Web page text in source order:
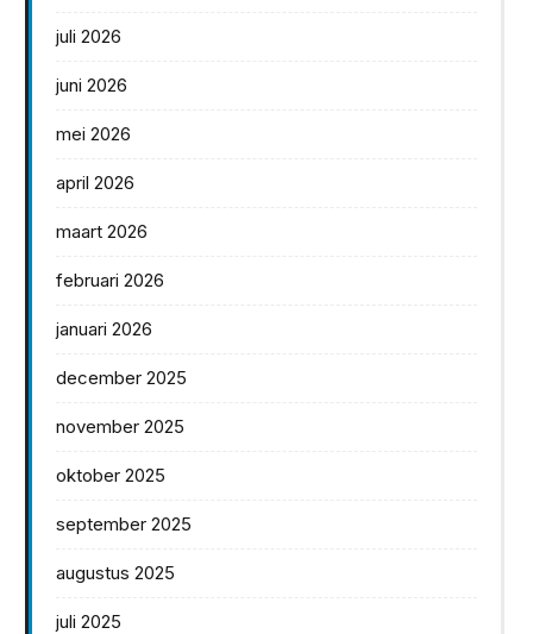
juli 2026
juni 2026
mei 2026
april 2026
maart 2026
februari 2026
januari 2026
december 2025
november 2025
oktober 2025
september 2025
augustus 2025
juli 2025